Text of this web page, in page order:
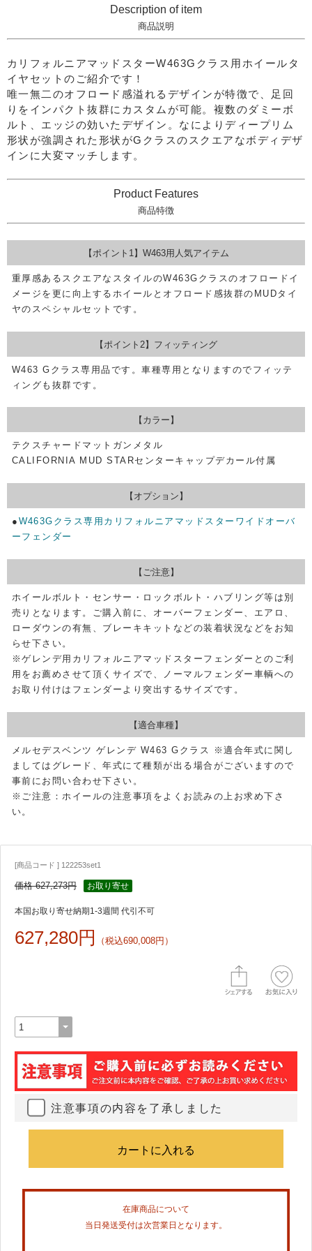
Description of item
商品説明
カリフォルニアマッドスターW463Gクラス用ホイールタ
イヤセットのご紹介です！
唯一無二のオフロード感溢れるデザインが特徴で、足回
りをインパクト抜群にカスタムが可能。複数のダミーボ
ルト、エッジの効いたデザイン。なによりディープリム
形状が強調された形状がGクラスのスクエアなボディデザ
インに大変マッチします。
Product Features
商品特徴
【ポイント1】W463用人気アイテム
重厚感あるスクエアなスタイルのW463Gクラスのオフロードイ
メージを更に向上するホイールとオフロード感抜群のMUDタイ
ヤのスペシャルセットです。
【ポイント2】フィッティング
W463 Gクラス専用品です。車種専用となりますのでフィッテ
ィングも抜群です。
【カラー】
テクスチャードマットガンメタル
CALIFORNIA MUD STARセンターキャップデカール付属
【オプション】
● W463Gクラス専用カリフォルニアマッドスターワイドオーバ
ーフェンダー
【ご注意】
ホイールボルト・センサー・ロックボルト・ハブリング等は別
売りとなります。ご購入前に、オーバーフェンダー、エアロ、
ローダウンの有無、ブレーキキットなどの装着状況などをお知
らせ下さい。
※ゲレンデ用カリフォルニアマッドスターフェンダーとのご利
用をお薦めさせて頂くサイズで、ノーマルフェンダー車輌への
お取り付けはフェンダーより突出するサイズです。
【適合車種】
メルセデスベンツ ゲレンデ W463 Gクラス ※適合年式に関し
ましてはグレード、年式にて種類が出る場合がございますので
事前にお問い合わせ下さい。
※ご注意：ホイールの注意事項をよくお読みの上お求め下さ
い。
[商品コード ] 122253set1
価格 627,273円 お取り寄せ
本国お取り寄せ納期1-3週間 代引不可
627,280円 （税込690,008円）
注意事項の内容を了承しました
在庫商品について
当日発送受付は次営業日となります。